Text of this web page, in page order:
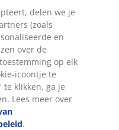
delen we je
(zoals Google,
en vaste
de doeleinden via
elk moment
te klikken. Door op
met alle drie
verzameling en
en ons